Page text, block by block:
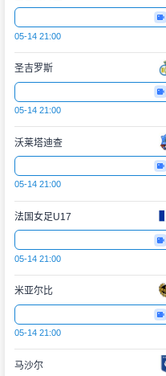
05-14 21:00
圣吉罗斯
05-14 21:00
沃莱塔迪查
05-14 21:00
法国女足U17
05-14 21:00
米亚尔比
05-14 21:00
马沙尔